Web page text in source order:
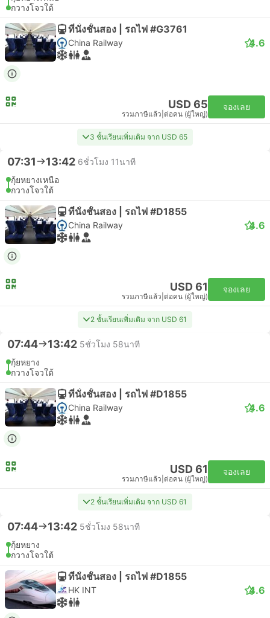
กวางโจวใต้
ที่นั่งชั้นสอง | รถไฟ #G3761
China Railway 4.6
USD 65
รวมภาษีแล้ว ต่อคน (ผู้ใหญ่)
จองเลย
3 ชั้นเรียนเพิ่มเติม จาก USD 65
07:31 13:42 6ชั่วโมง 11นาที
กุ้ยหยางเหนือ
กวางโจวใต้
ที่นั่งชั้นสอง | รถไฟ #D1855
China Railway 4.6
USD 61
รวมภาษีแล้ว ต่อคน (ผู้ใหญ่)
จองเลย
2 ชั้นเรียนเพิ่มเติม จาก USD 61
07:44 13:42 5ชั่วโมง 58นาที
กุ้ยหยาง
กวางโจวใต้
ที่นั่งชั้นสอง | รถไฟ #D1855
China Railway 4.6
USD 61
รวมภาษีแล้ว ต่อคน (ผู้ใหญ่)
จองเลย
2 ชั้นเรียนเพิ่มเติม จาก USD 61
07:44 13:42 5ชั่วโมง 58นาที
กุ้ยหยาง
กวางโจวใต้
ที่นั่งชั้นสอง | รถไฟ #D1855
HK INT 4.6